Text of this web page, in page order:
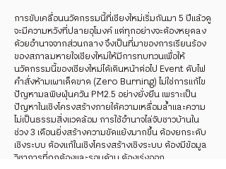
การขับเคลื่อนนวัตกรรมนี้ที่เชียงใหม่เริ่มกันมา 5 ปีแล้วดู
จะมีความหวังที่ปลายอุโมงค์ แต่ทุกอย่างจะต้องหยุดลง
ด้วยอำนาจจากส่วนกลาง จึงเป็นที่มาของการเรียนร้อง
ของสภาลมหายใจเชียงใหม่ให้มีการทบทวนเพื่อให้
นวัตกรรมนี้ของเชียงใหม่ได้เดินหน้าต่อไป Event ดับไฟ
คำสั่งห้ามเผาเด็ดขาด (Zero Burning) ไม่ใช่การแก้ไข
ปัญหามลพิษฝุ่นควัน PM2.5 อย่างยั่งยืน เพราะเป็น
ปัญหาในเชิงโครงสร้างภายใต้ความเหลื่อมล้ำและความ
ไม่เป็นธรรมสิ่งแวดล้อม การใช้อำนาจไล่จับชาวบ้านใน
ช่วง 3 เดือนยิ่งสร้างความขัดแย้งมากขึ้น ต้องยกระดับ
เชิงระบบ ต้องแก้ในเชิงโครงสร้างเชิงระบบ ต้องมีข้อมูล
วิชาการที่ถูกต้องและรอบด้าน ต้องเร่งออก